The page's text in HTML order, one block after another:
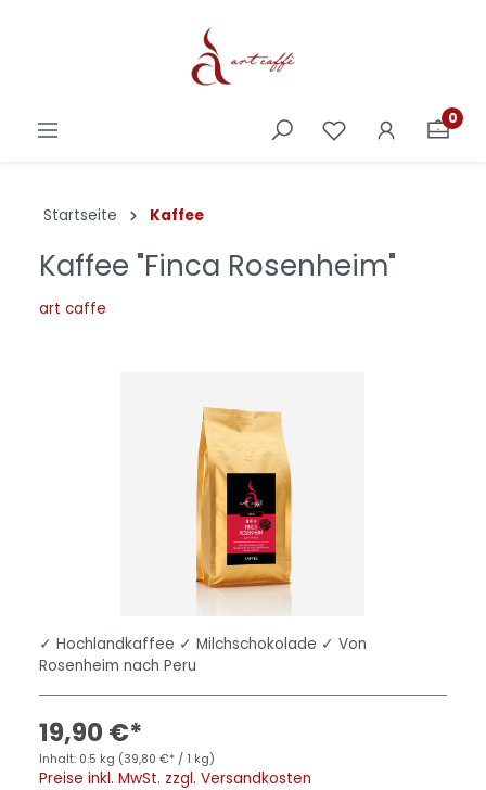
0
Startseite Kaffee
Kaffee "Finca Rosenheim"
art caffe
✓ Hochlandkaffee ✓ Milchschokolade ✓ Von
Rosenheim nach Peru
19,90 €*
Inhalt: 0.5 kg (39,80 €* / 1 kg)
Preise inkl. MwSt. zzgl. Versandkosten